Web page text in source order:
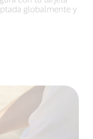
globalmente y